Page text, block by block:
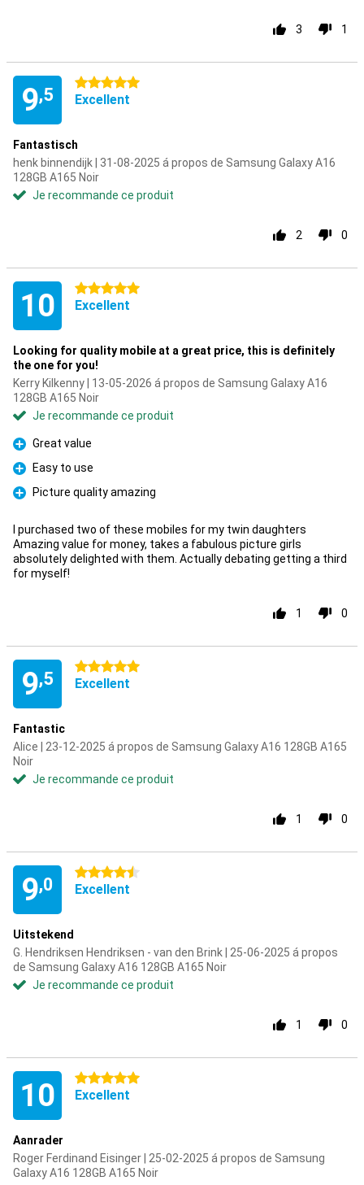
3 1
9,5
5 étoiles
Excellent
Fantastisch
henk binnendijk | 31-08-2025 á propos de Samsung Galaxy A16
128GB A165 Noir
Je recommande ce produit
2 0
10 5 étoiles
Excellent
Looking for quality mobile at a great price, this is definitely
the one for you!
Kerry Kilkenny | 13-05-2026 á propos de Samsung Galaxy A16
128GB A165 Noir
Je recommande ce produit
Pour
Great value
Pour
Easy to use
Pour
Picture quality amazing
I purchased two of these mobiles for my twin daughters
Amazing value for money, takes a fabulous picture girls
absolutely delighted with them. Actually debating getting a third
for myself!
1 0
9,5
5 étoiles
Excellent
Fantastic
Alice | 23-12-2025 á propos de Samsung Galaxy A16 128GB A165
Noir
Je recommande ce produit
1 0
9,0
4.5 étoiles
Excellent
Uitstekend
G. Hendriksen Hendriksen - van den Brink | 25-06-2025 á propos
de Samsung Galaxy A16 128GB A165 Noir
Je recommande ce produit
1 0
10 5 étoiles
Excellent
Aanrader
Roger Ferdinand Eisinger | 25-02-2025 á propos de Samsung
Galaxy A16 128GB A165 Noir